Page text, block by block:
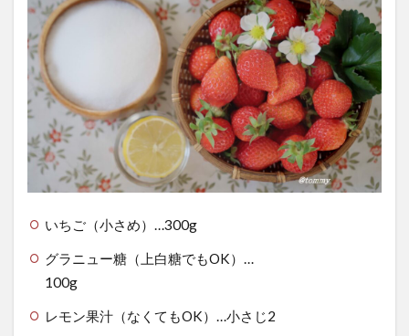
とつ
分）
2
い
ち
ご
ジ
ャ
ム
作
り
方
2.1
いちご（小さめ）…300g
グラニュー糖（上白糖でもOK）…
100g
レモン果汁（なくてもOK）…小さじ2